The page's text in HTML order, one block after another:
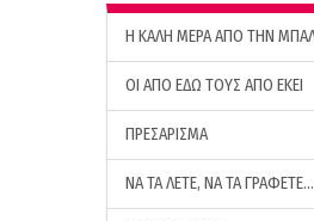
H ΚΑΛΗ ΜΕΡΑ ΑΠΟ ΤΗΝ
ΟΙ ΑΠΟ ΕΔΩ ΤΟΥΣ ΑΠΟ ΕΚΕΙ
ΠΡΕΣΑΡΙΣΜΑ
ΝΑ ΤΑ ΛΕΤΕ, ΝΑ ΤΑ ΓΡΑΦΕΤΕ…